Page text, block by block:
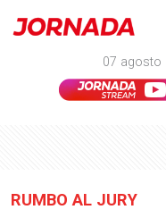
07 agosto
RUMBO AL JURY